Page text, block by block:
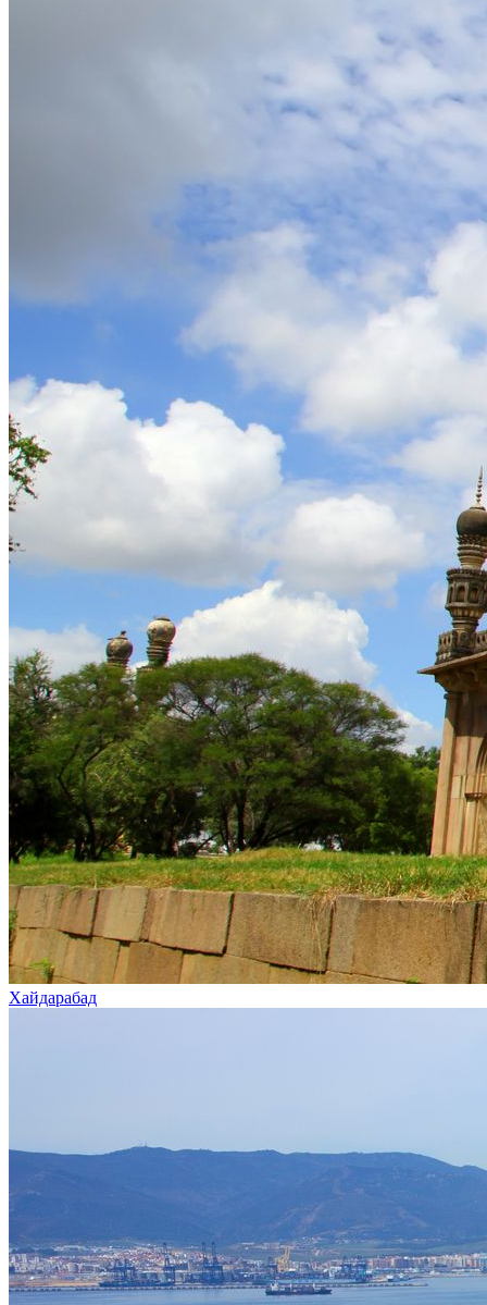
Хайдарабад